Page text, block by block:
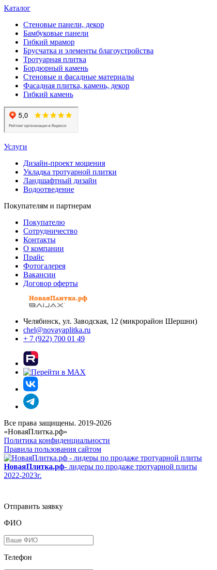
Каталог
Стеновые панели, декор
Бамбуковые панели
Гибкий мрамор
Брусчатка и элементы благоустройства
Тротуарная плитка
Бордюрный камень
Стеновые и фасадные материалы
Фасадная плитка, камень, декор
Гибкий камень
Услуги
Дизайн-проект мощения
Укладка тротуарной плитки
Ландшафтный дизайн
Водоотведение
Покупателям и партнерам
Покупателю
Сотрудничество
Контакты
О компании
Прайс
Фотогалерея
Вакансии
Договор оферты
Челябинск, ул. Заводская, 12 (микрорайон Шершни)
chel@novayaplitka.ru
+ 7 (922) 700 01 49
Все права защищены. 2019-2026
«НоваяПлитка.рф»
Политика конфиденциальности
Правила пользования сайтом
НоваяПлитка.рф- лидеры по продаже тротуарной плиты
2022-2023г.
Отправить заявку
ФИО
Телефон